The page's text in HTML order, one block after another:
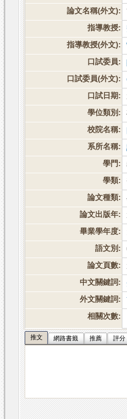
論文名稱(外文):
指導教授:
指導教授(外文):
口試委員:
口試委員(外文):
口試日期:
學位類別:
校院名稱:
系所名稱:
學門:
學類:
論文種類:
論文出版年:
畢業學年度:
語文別:
論文頁數:
中文關鍵詞:
外文關鍵詞:
相關次數:
推文 網路書籤 推薦 評分